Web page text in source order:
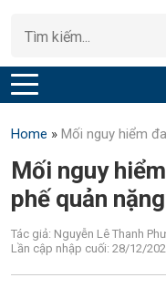
Home » Mối nguy hiểm
Mối nguy
phế quản
Tác giả: Nguyễn Lê Thanh
Lần cập nhập cuối: 28/12/